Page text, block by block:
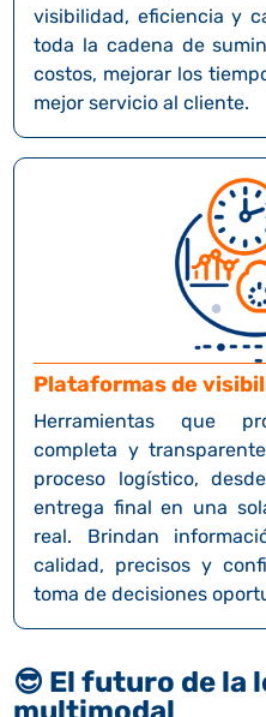
visibilidad, eficiencia y
toda la cadena de
costos, mejorar los
mejor servicio al cliente.
Plataformas de
Herramientas que
completa y
proceso logístico,
entrega final en una
real. Brindan
calidad, precisos y
toma de decisiones
😎 El futuro de la